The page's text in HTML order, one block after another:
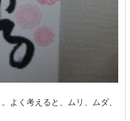
よく考えると、ムリ、ムダ、